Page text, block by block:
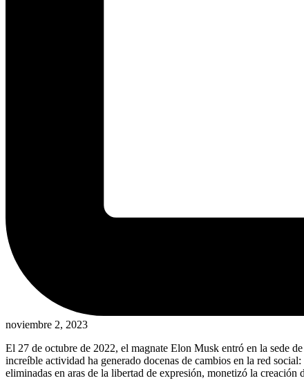
noviembre 2, 2023
El 27 de octubre de 2022, el magnate Elon Musk entró en la sede
increíble actividad ha generado docenas de cambios en la red
eliminadas en aras de la libertad de expresión, monetizó la